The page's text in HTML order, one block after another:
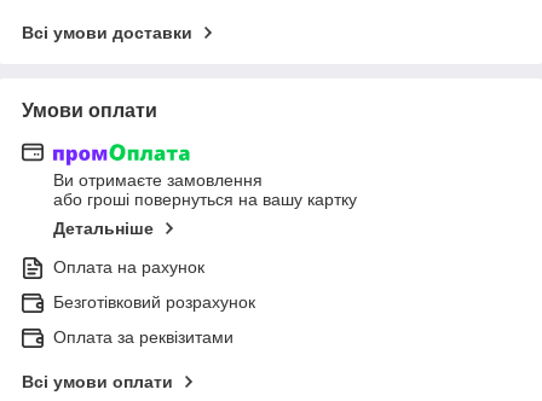
Всі умови доставки
Умови оплати
Ви отримаєте замовлення
або гроші повернуться на вашу картку
Детальніше
Оплата на рахунок
Безготівковий розрахунок
Оплата за реквізитами
Всі умови оплати